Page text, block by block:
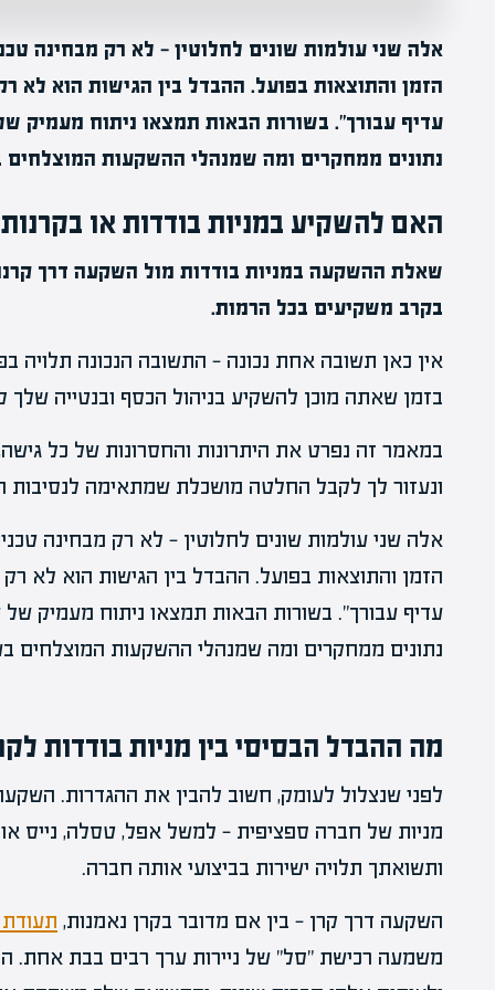
אלה שני עולמות שונים לחלוטין — לא רק מבחינה
הזמן והתוצאות בפועל. ההבדל בין הגישות הוא
עדיף עבורך". בשורות הבאות תמצאו ניתוח מעמיק
נתונים ממחקרים ומה שמנהלי ההשקעות המוצלחים
האם להשקיע במניות בודדות או
שאלת ההשקעה במניות בודדות מול השקעה דרך
בקרב משקיעים בכל הרמות.
אין כאן תשובה אחת נכונה — התשובה הנכונה תלויה
בזמן שאתה מוכן להשקיע בניהול הכסף ובנטייה שלך
במאמר זה נפרט את היתרונות והחסרונות של כל
ונעזור לך לקבל החלטה מושכלת שמתאימה לנסיבות
אלה שני עולמות שונים לחלוטין — לא רק מבחינה
הזמן והתוצאות בפועל. ההבדל בין הגישות הוא
עדיף עבורך". בשורות הבאות תמצאו ניתוח מעמיק
נתונים ממחקרים ומה שמנהלי ההשקעות המוצלחים
מה ההבדל הבסיסי בין מניות בודדות
לפני שנצלול לעומק, חשוב להבין את ההגדרות.
מניות של חברה ספציפית — למשל אפל, טסלה, נייס
ותשואתך תלויה ישירות בביצועי אותה חברה.
השקעה דרך קרן — בין אם מדובר בקרן נאמנות,
משמעה רכישת "סל" של ניירות ערך רבים בבת אחת.